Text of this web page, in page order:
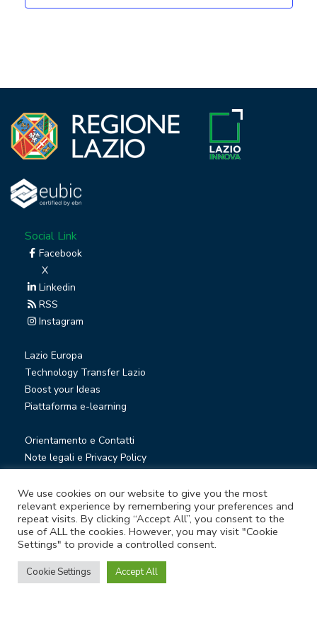
Social Link
Facebook
X
Linkedin
RSS
Instagram
Lazio Europa
Technology Transfer Lazio
Boost your Ideas
Piattaforma e-learning
Orientamento e Contatti
Note legali e Privacy Policy
Società trasparente
Whistleblowing
© Lazio Innova S.p.A. società soggetta a direzione e
coordinamento della Regione Lazio
Sede legale Via Marco Aurelio 26 A - 00184 Roma
We use cookies on our website to give you the most
relevant experience by remembering your preferences and
repeat visits. By clicking “Accept All”, you consent to the
use of ALL the cookies. However, you may visit "Cookie
Settings" to provide a controlled consent.
Cookie Settings Accept All